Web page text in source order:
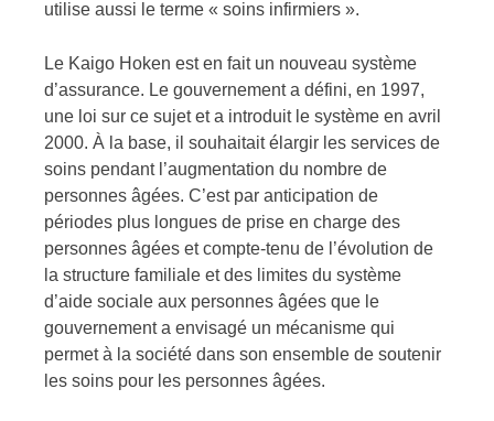
utilise aussi le terme « soins infirmiers ».
Le Kaigo Hoken est en fait un nouveau système
d’assurance. Le gouvernement a défini, en 1997,
une loi sur ce sujet et a introduit le système en avril
2000. À la base, il souhaitait élargir les services de
soins pendant l’augmentation du nombre de
personnes âgées. C’est par anticipation de
périodes plus longues de prise en charge des
personnes âgées et compte-tenu de l’évolution de
la structure familiale et des limites du système
d’aide sociale aux personnes âgées que le
gouvernement a envisagé un mécanisme qui
permet à la société dans son ensemble de soutenir
les soins pour les personnes âgées.